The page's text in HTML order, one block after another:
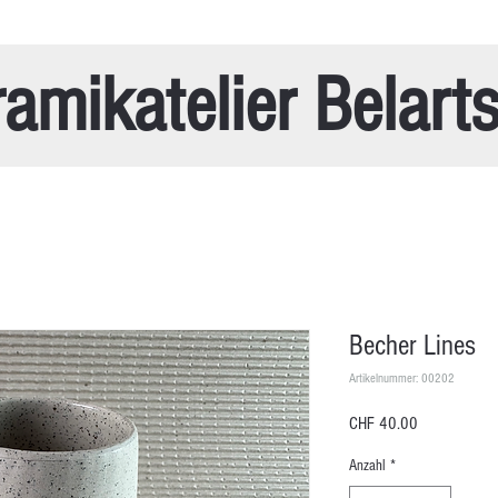
Becher Lines
Artikelnummer: 00202
CHF 40.00
Anzahl *